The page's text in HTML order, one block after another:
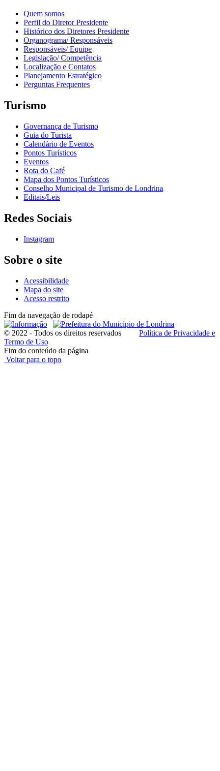
Quem somos
Perfil do Diretor Presidente
Histórico dos Diretores Presidente
Organograma/ Responsáveis
Responsáveis/ Equipe
Legislação/ Competência
Localização e Contatos
Planejamento Estratégico
Perguntas Frequentes
Turismo
Governança de Turismo
Guia do Turista
Calendário de Eventos
Pontos Turísticos
Eventos
Rota do Café
Mapa dos Pontos Turísticos
Conselho Municipal de Turismo de Londrina
Editais/Leis
Redes Sociais
Instagram
Sobre o site
Acessibilidade
Mapa do site
Acesso restrito
Fim da navegação de rodapé
© 2022 - Todos os direitos reservados Política de Privacidade e
Termo de Uso
Fim do conteúdo da página
Voltar para o topo